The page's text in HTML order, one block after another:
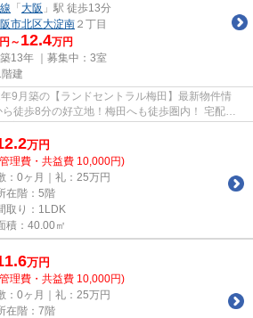
「 大阪 」駅 徒歩13分
市北区大淀南 ２丁目
～ 12.4万円
13年 ｜募集中： 3室
建
9月築の【ランドセントラル梅田】最新物件情
徒歩8分の好立地！梅田へも徒歩圏内！ 宅配
万円
理費・共益費 10,000円)
：0ヶ月｜礼：25万円
在階：5階
取り：1LDK
積：40.00㎡
万円
理費・共益費 10,000円)
：0ヶ月｜礼：25万円
在階：7階